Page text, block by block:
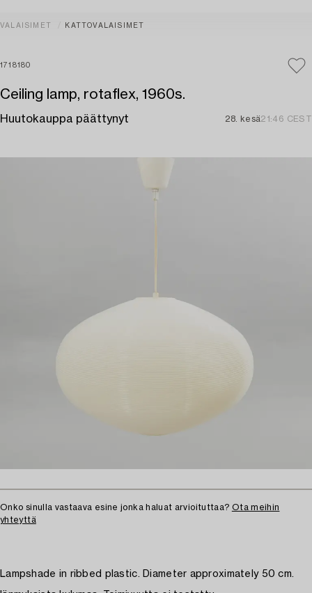
VALAISIMET KATTOVALAISIMET
1718180
Ceiling lamp, rotaflex, 1960s.
Huutokauppa päättynyt 28. kesä21:46 CEST
Onko sinulla vastaava esine jonka haluat arvioituttaa? Ota meihin
yhteyttä
Lampshade in ribbed plastic. Diameter approximately 50 cm.